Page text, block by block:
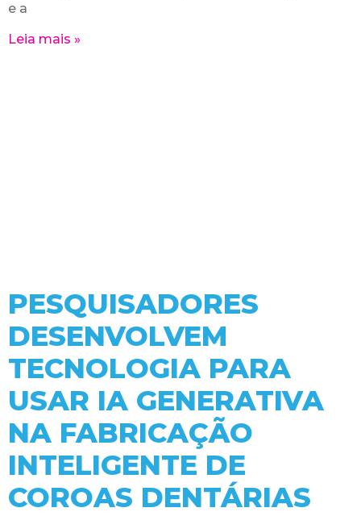
e a
Leia mais »
PESQUISADORES
DESENVOLVEM
TECNOLOGIA PARA
USAR IA GENERATIVA
NA FABRICAÇÃO
INTELIGENTE DE
COROAS DENTÁRIAS